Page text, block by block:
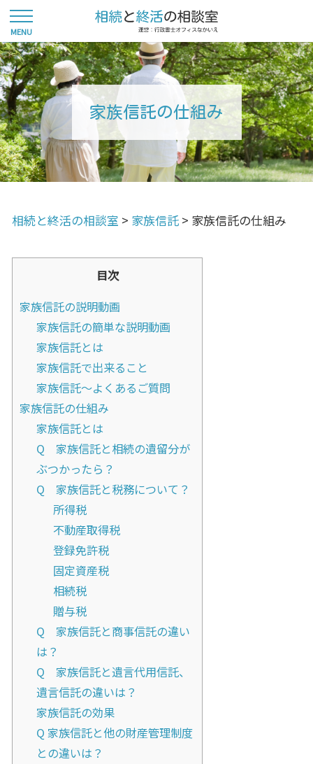
家族信託の仕組み
相続と終活の相談室 > 家族信託 > 家族信託の仕組み
目次
家族信託の説明動画
家族信託の簡単な説明動画
家族信託とは
家族信託で出来ること
家族信託～よくあるご質問
家族信託の仕組み
家族信託とは
Q 家族信託と相続の遺留分が
ぶつかったら？
Q 家族信託と税務について？
所得税
不動産取得税
登録免許税
固定資産税
相続税
贈与税
Q 家族信託と商事信託の違い
は？
Q 家族信託と遺言代用信託、
遺言信託の違いは？
家族信託の効果
Q 家族信託と他の財産管理制度
との違いは？